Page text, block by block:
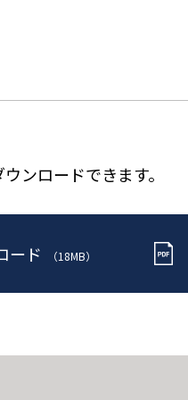
ウンロードできます。
ード （18MB）